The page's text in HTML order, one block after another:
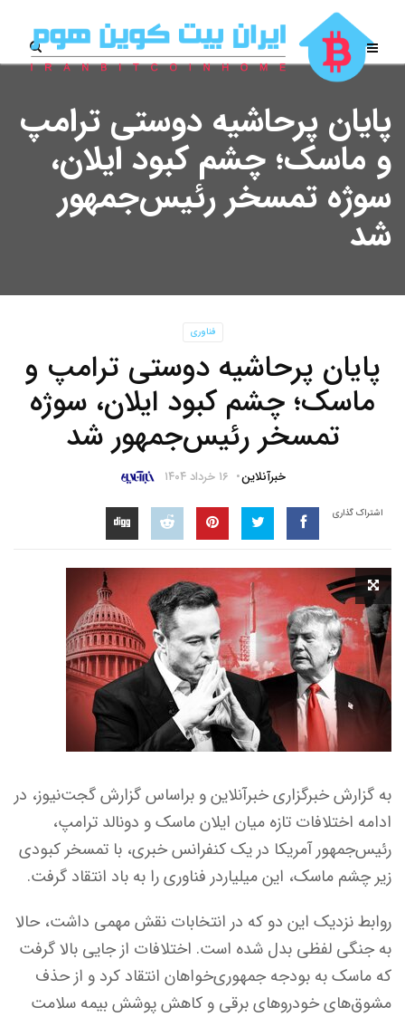
پایان پرحاشیه دوستی ترامپ
و ماسک؛ چشم کبود ایلان،
سوژه تمسخر رئیس‌جمهور
شد
فناوری
پایان پرحاشیه دوستی ترامپ و
ماسک؛ چشم کبود ایلان، سوژه
تمسخر رئیس‌جمهور شد
خبرآنلاین ۱۶ خرداد ۱۴۰۴
اشتراک گذاری
به گزارش خبرگزاری خبرآنلاین و براساس گزارش گجت‌نیوز، در
ادامه اختلافات تازه میان ایلان ماسک و دونالد ترامپ،
رئیس‌جمهور آمریکا در یک کنفرانس خبری، با تمسخر کبودی
زیر چشم ماسک، این میلیاردر فناوری را به باد انتقاد گرفت.
روابط نزدیک این دو که در انتخابات نقش مهمی داشت، حالا
به جنگی لفظی بدل شده است. اختلافات از جایی بالا گرفت
که ماسک به بودجه جمهوری‌خواهان انتقاد کرد و از حذف
مشوق‌های خودروهای برقی و کاهش پوشش بیمه سلامت